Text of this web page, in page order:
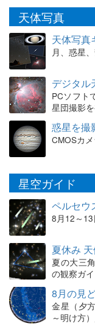
天体写真
天体写真
月、惑星
デジタル
PCソフト
星団撮影
惑星を撮
CMOSカ
星空ガイド
ペルセウ
8月12～13
夏休み
夏の大三
の観察ガ
8月の見
金星（夕
～明け方